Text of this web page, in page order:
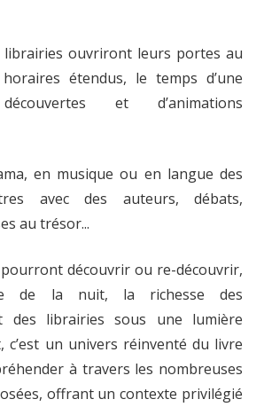
librairies ouvriront leurs portes au
étendus, le temps d’une
et d’animations
en musique ou en langue des
avec des auteurs, débats,
au trésor...
découvrir ou re-découvrir,
de la nuit, la richesse des
des librairies sous une lumière
c’est un univers réinventé du livre
à travers les nombreuses
offrant un contexte privilégié